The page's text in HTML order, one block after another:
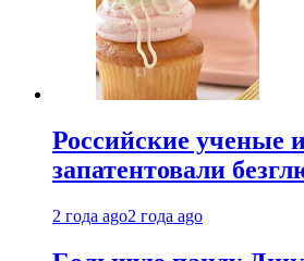
Российские ученые
запатентовали
2 года ago2 года ago